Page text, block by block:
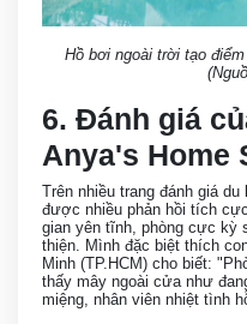
Hồ bơi ngoài trời tạo
6. Đánh giá
Anya's Home
Trên nhiều trang đánh giá du
được nhiều phản hồi tích
gian yên tĩnh, phòng cực kỳ
thiện. Mình đặc biệt thích
Minh (TP.HCM) cho biết:
thấy mây ngoài cửa như
miệng, nhân viên nhiệt tình